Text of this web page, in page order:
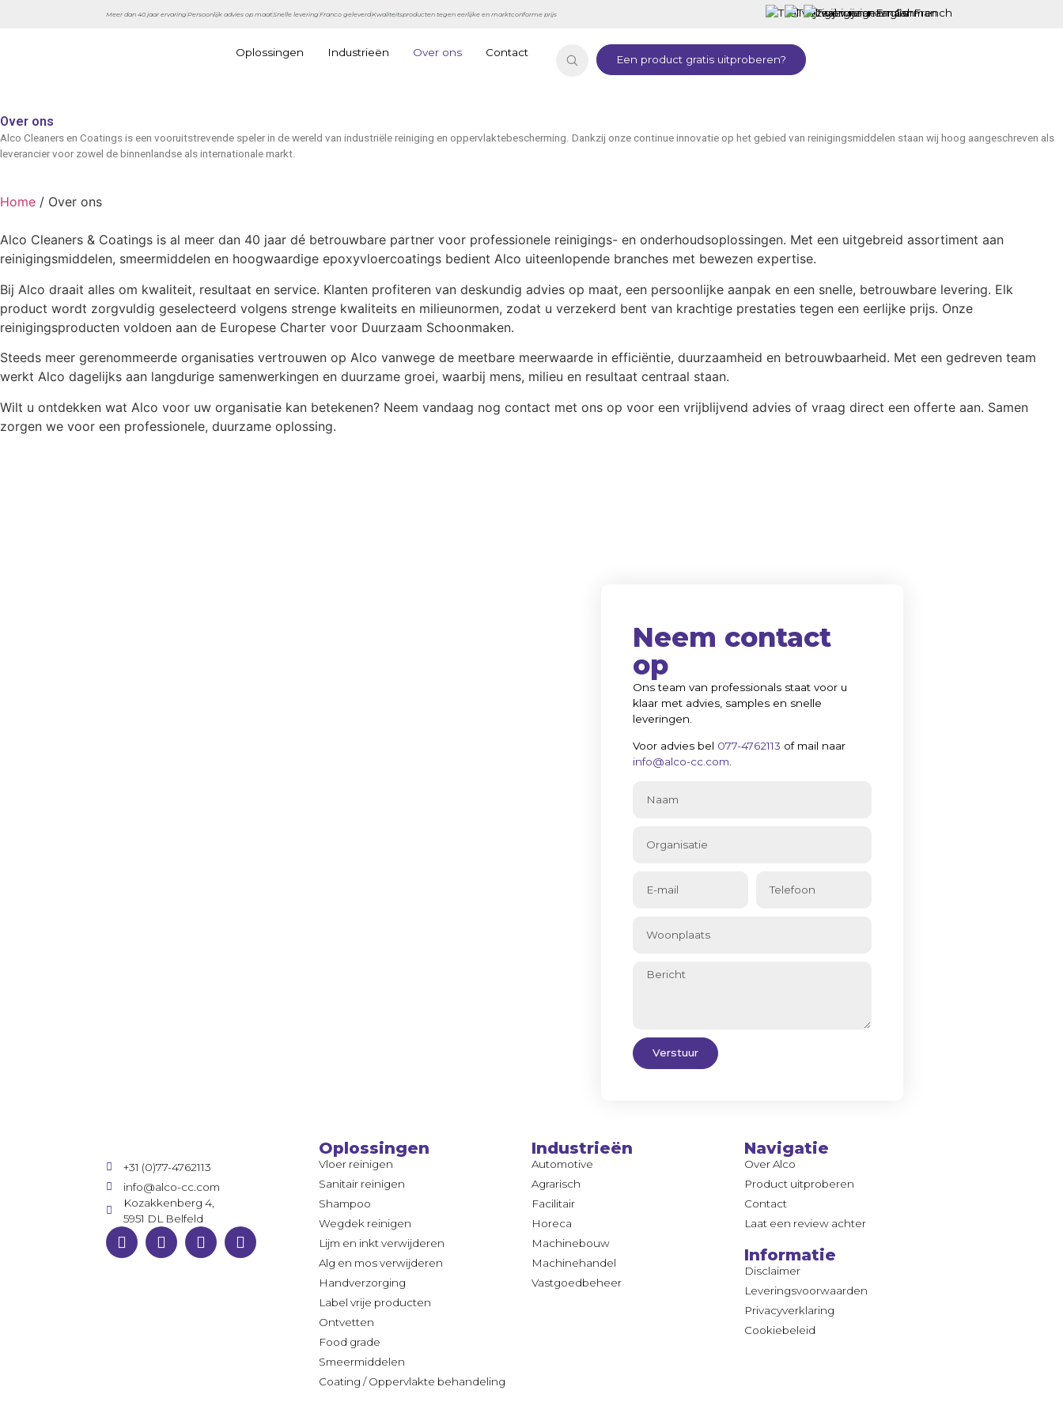
Meer dan 40 jaar ervaring Persoonlijk advies op maatSnelle levering Franco geleverdKwaliteitsproducten tegen eerlijke en marktconforme prijs
Oplossingen Industrieën Over ons Contact
Een product gratis uitproberen?
Over ons
Alco Cleaners en Coatings is een vooruitstrevende speler in de wereld van industriële reiniging en oppervlaktebescherming. Dankzij onze continue innovatie op het gebied van reinigingsmiddelen staan wij hoog aangeschreven als
leverancier voor zowel de binnenlandse als internationale markt.
Home / Over ons
Alco Cleaners & Coatings is al meer dan 40 jaar dé betrouwbare partner voor professionele reinigings- en onderhoudsoplossingen. Met een uitgebreid assortiment aan
reinigingsmiddelen, smeermiddelen en hoogwaardige epoxyvloercoatings bedient Alco uiteenlopende branches met bewezen expertise.
Bij Alco draait alles om kwaliteit, resultaat en service. Klanten profiteren van deskundig advies op maat, een persoonlijke aanpak en een snelle, betrouwbare levering. Elk
product wordt zorgvuldig geselecteerd volgens strenge kwaliteits en milieunormen, zodat u verzekerd bent van krachtige prestaties tegen een eerlijke prijs. Onze
reinigingsproducten voldoen aan de Europese Charter voor Duurzaam Schoonmaken.
Steeds meer gerenommeerde organisaties vertrouwen op Alco vanwege de meetbare meerwaarde in efficiëntie, duurzaamheid en betrouwbaarheid. Met een gedreven team
werkt Alco dagelijks aan langdurige samenwerkingen en duurzame groei, waarbij mens, milieu en resultaat centraal staan.
Wilt u ontdekken wat Alco voor uw organisatie kan betekenen? Neem vandaag nog contact met ons op voor een vrijblijvend advies of vraag direct een offerte aan. Samen
zorgen we voor een professionele, duurzame oplossing​.
Neem contact
op
Ons team van professionals staat voor u
klaar met advies, samples en snelle
leveringen.
Voor advies bel 077-4762113 of mail naar
info@alco-cc.com.
Verstuur
+31 (0)77-4762113
info@alco-cc.com
Kozakkenberg 4,
5951 DL Belfeld
Oplossingen
Vloer reinigen
Sanitair reinigen
Shampoo
Wegdek reinigen
Lijm en inkt verwijderen
Alg en mos verwijderen
Handverzorging
Label vrije producten
Ontvetten
Food grade
Smeermiddelen
Coating / Oppervlakte behandeling
Industrieën
Automotive
Agrarisch
Facilitair
Horeca
Machinebouw
Machinehandel
Vastgoedbeheer
Navigatie
Over Alco
Product uitproberen
Contact
Laat een review achter
Informatie
Disclaimer
Leveringsvoorwaarden
Privacyverklaring
Cookiebeleid